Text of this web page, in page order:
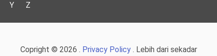
Y Z
Copright © 2026 . Privacy Policy. Lebih dari sekadar